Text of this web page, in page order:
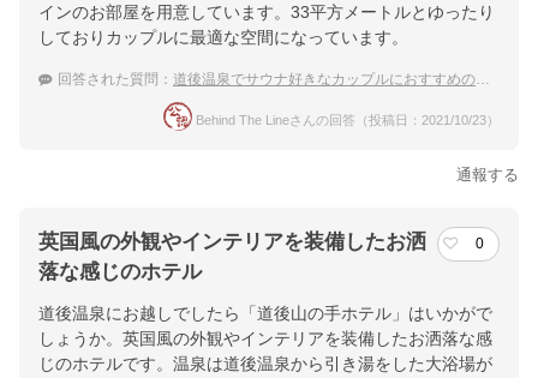
インのお部屋を用意しています。33平方メートルとゆったり
しておりカップルに最適な空間になっています。
回答された質問： 道後温泉でサウナ好きなカップルにおすすめの宿を教えて！
Behind The Lineさんの回答（投稿日：2021/10/23）
通報する
英国風の外観やインテリアを装備したお洒
落な感じのホテル
0
道後温泉にお越しでしたら「道後山の手ホテル」はいかがで
しょうか。英国風の外観やインテリアを装備したお洒落な感
じのホテルです。温泉は道後温泉から引き湯をした大浴場が